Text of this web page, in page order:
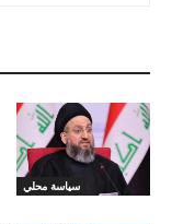
سياسة محلي